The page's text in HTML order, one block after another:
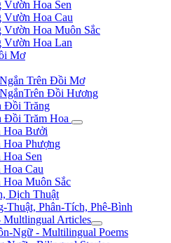
Vườn Hoa Sen
Vườn Hoa Cau
Vườn Hoa Muôn Sắc
Vườn Hoa Lan
Mơ
Trên Đồi Mơ
Đồi Hương
Đồi Trăng
Đồi Trăm Hoa
Hoa Bưởi
Phượng
Sen
Cau
Muôn Sắc
Dịch Thuật
Thuật, Phân-Tích, Phê-Bình
Articles
Ngữ - Multilingual Poems